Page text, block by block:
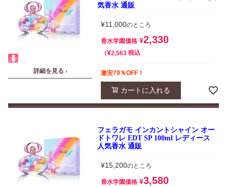
詳細を見る ›
気香水 通販
¥11,000のところ
香水学園価格 ¥2,330
¥2,563 税込
激安79％OFF！
カートに入れる
フェラガモ インカントシャイン オー
ドトワレ EDT SP 100ml レディース
人気香水 通販
¥15,200のところ
香水学園価格 ¥3,580